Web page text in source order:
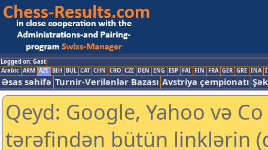
Logged on: Gast
Arabic ARM AZE BIH BUL CAT CHN CRO CZE DEN ENG ESP FAI FIN FRA GER GRE INA
Əsas səhifə Turnir-Verilənlər Bazası Avstriya çempionatı
Qeyd: Google, Yahoo və
tərəfindən bütün linklərin